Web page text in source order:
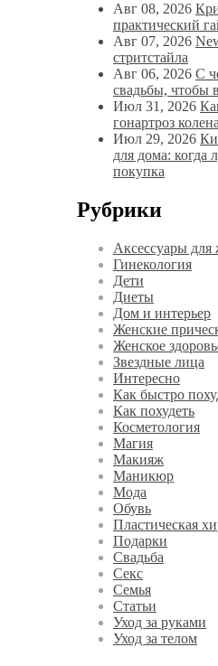
Авг 08, 2026
практический
Авг 07, 2026
стритстайла
Авг 06, 2026 С
свадьбы, чтобы
Июл 31, 2026
гонартроз колена
Июл 29, 2026
для дома: когда
покупка
Рубрики
Аксессуары
Гинекология
Дети
Диеты
Дом и интерьер
Женские
Женское
Звездные лица
Интересно
Как быстро
Как похудеть
Косметология
Магия
Макияж
Маникюр
Мода
Обувь
Пластическая
Подарки
Свадьба
Секс
Семья
Статьи
Уход за руками
Уход за телом